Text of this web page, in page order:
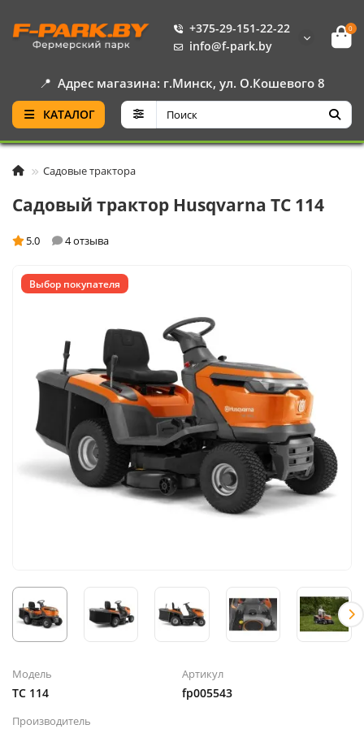
+375-29-151-22-22
info@f-park.by
0
📍 Адрес магазина: г.Минск, ул. О.Кошевого 8
КАТАЛОГ
Садовые трактора
Садовый трактор Husqvarna TC 114
5.0 4 отзыва
Выбор покупателя
Модель
TC 114
Артикул
fp005543
Производитель